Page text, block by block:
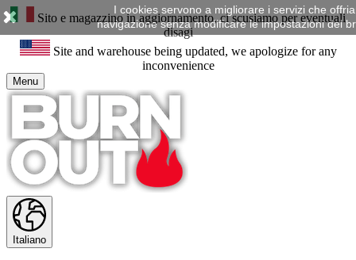
Sito e magazzino in aggiornamento, ci scusiamo per eventuali
disagi
Site and warehouse being updated, we apologize for any
inconvenience
Menu
Italiano
I cookies servono a migliorare i servizi che
navigazione senza modificare le impostazioni del